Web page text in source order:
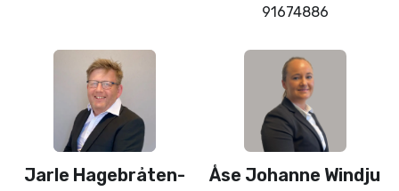
91674886
Jarle Hagebråten-
Åse Johanne Windju